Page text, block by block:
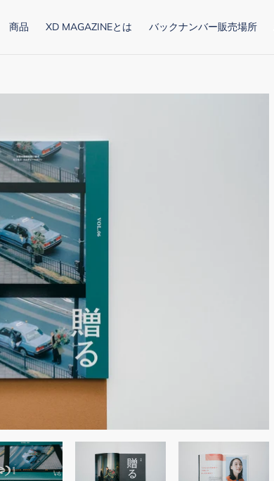
商品 XD MAGAZINEとは バックナンバー販売場所